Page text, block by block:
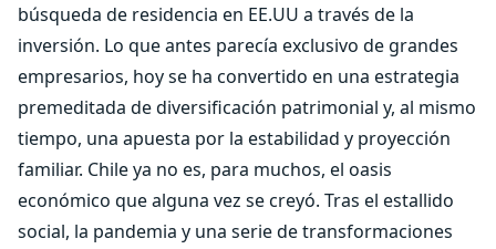
búsqueda de residencia en EE.UU a través de la
inversión. Lo que antes parecía exclusivo de grandes
empresarios, hoy se ha convertido en una estrategia
premeditada de diversificación patrimonial y, al mismo
tiempo, una apuesta por la estabilidad y proyección
familiar. Chile ya no es, para muchos, el oasis
económico que alguna vez se creyó. Tras el estallido
social, la pandemia y una serie de transformaciones